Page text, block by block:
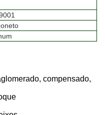
compensado,